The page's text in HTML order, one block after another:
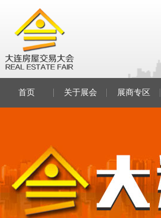
首页 关于展会 展商专区